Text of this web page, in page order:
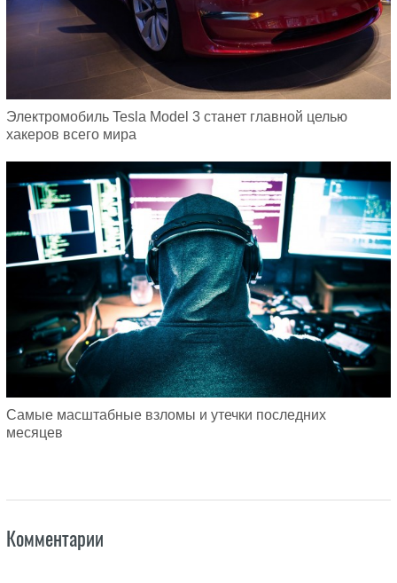
Электромобиль Tesla Model 3 станет главной целью
хакеров всего мира
Самые масштабные взломы и утечки последних
месяцев
Комментарии